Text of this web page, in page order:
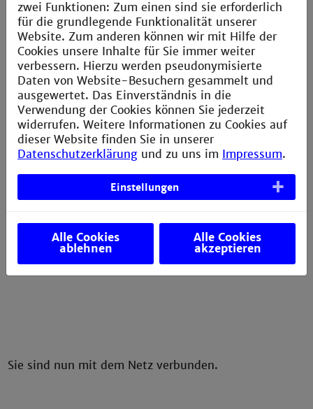
Bauen Sie nun die Verbindung auf. Wählen Sie hierfür
je nach Standort das passende Verbindungsprofil aus.
Bestätigen Sie evtl.
auftretende Zertifikatsfehlermeldungen immer
mit "OK".
Geben Sie hier Matrikelnummer@hs-mannheim.de
oder Benutzerkennung@th-mannheim.de (nicht
E-Mail-Adresse) ein.
Sie sind nun mit dem Netz verbunden.
zwei Funktionen: Zum einen sind sie erforderlich
für die grundlegende Funktionalität unserer
Website. Zum anderen können wir mit Hilfe der
Cookies unsere Inhalte für Sie immer weiter
verbessern. Hierzu werden pseudonymisierte
Daten von Website-Besuchern gesammelt und
ausgewertet. Das Einverständnis in die
Verwendung der Cookies können Sie jederzeit
widerrufen. Weitere Informationen zu Cookies auf
dieser Website finden Sie in unserer
Datenschutzerklärung und zu uns im Impressum.
Einstellungen
Alle Cookies
ablehnen
Alle Cookies
akzeptieren